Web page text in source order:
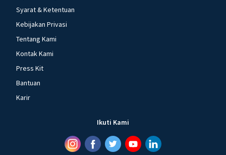
Syarat & Ketentuan
Kebijakan Privasi
Tentang Kami
Kontak Kami
Press Kit
Bantuan
Karir
Ikuti Kami